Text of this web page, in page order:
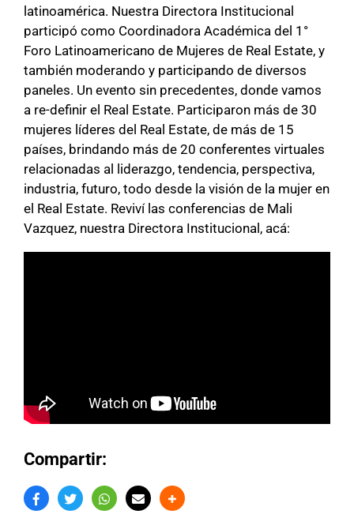
latinoamérica. Nuestra Directora Institucional
participó como Coordinadora Académica del 1°
Foro Latinoamericano de Mujeres de Real Estate, y
también moderando y participando de diversos
paneles. Un evento sin precedentes, donde vamos
a re-definir el Real Estate. Participaron más de 30
mujeres líderes del Real Estate, de más de 15
países, brindando más de 20 conferentes virtuales
relacionadas al liderazgo, tendencia, perspectiva,
industria, futuro, todo desde la visión de la mujer en
el Real Estate. Reviví las conferencias de Mali
Vazquez, nuestra Directora Institucional, acá:
Compartir: